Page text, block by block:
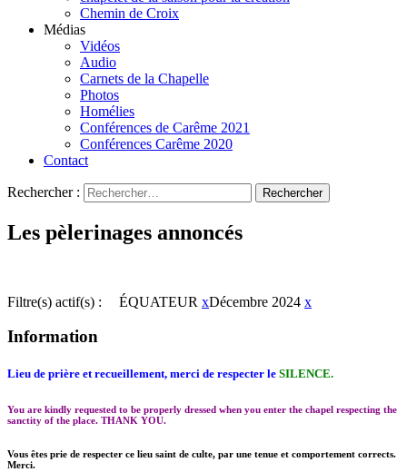
Chemin de Croix
Médias
Vidéos
Audio
Carnets de la Chapelle
Photos
Homélies
Conférences de Carême 2021
Conférences Carême 2020
Contact
Rechercher :
Les pèlerinages annoncés
Filtre(s) actif(s) : ÉQUATEUR xDécembre 2024 x
Information
Lieu de prière et recueillement, merci de respecter le SILENCE.
You are kindly requested to be properly dressed when you enter the chapel respecting the
sanctity of the place. THANK YOU.
Vous êtes prie de respecter ce lieu saint de culte, par une tenue et comportement corrects.
Merci.